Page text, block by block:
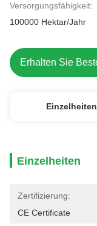
Versorgungsfähigkeit:
100000 Hektar/Jahr
Einzelheiten
Einzelheiten
Zertifizierung:
CE Certificate